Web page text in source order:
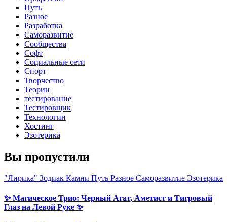
Путь
Разное
Разработка
Саморазвитие
Сообщества
Софт
Социальные сети
Спорт
Творчество
Теории
тестирование
Тестировщик
Технологии
Хостинг
Эзотерика
Вы пропустили
"Лирика" Зодиак Камни Путь Разное Саморазвитие Эзотерика
✨ Магическое Трио: Черный Агат, Аметист и Тигровый
Глаз на Левой Руке ✨